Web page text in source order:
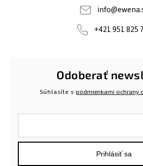
info@
+421 951 825
Odoberať
Súhlasíte s podmienkami ochrany
Prihlásiť sa